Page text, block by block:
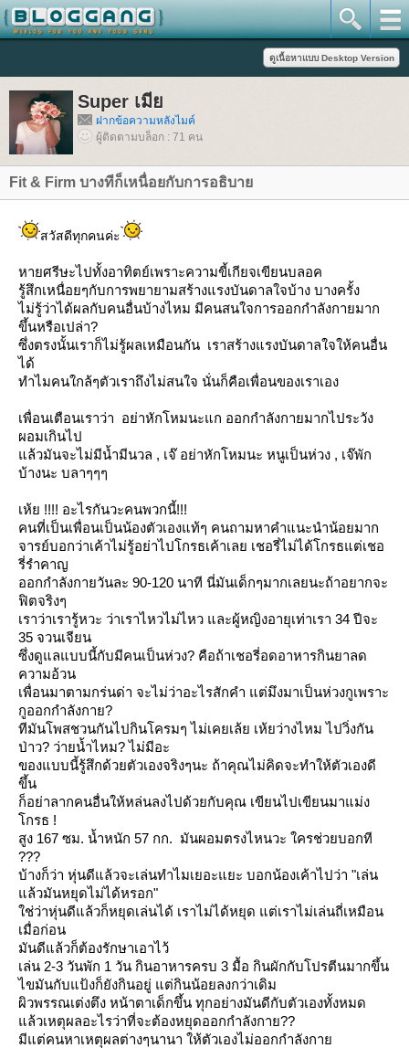
Super เมี
ฝากข้อความหลังไมค์
ผู้ติดตามบล็อก : 71 คน
Fit & Firm บางทีก็เหนื่อยกับการอธิบา
สวัสดีทุกคนค่ะ
หายศรีษะไปทั้งอาทิตย์เพราะความขี้เกียจเขียนบลอค
รู้สึกเหนื่อยๆกับการพยายามสร้างแรงบันดาลใจบ้าง บางครั้ง
ไม่รู้ว่าได้ผลกับคนอื่นบ้างไหม มีคนสนใจการออกกำลังกายมาก
ขึ้นหรือเปล่า?
ซึ่งตรงนั้นเราก็ไม่รู้ผลเหมือนกัน เราสร้างแรงบันดาลใจให้คนอื่น
ได้
ทำไมคนใกล้ๆตัวเราถึงไม่สนใจ นั่นก็คือเพื่อนของเราเอง
เพื่อนเตือนเราว่า อย่าหักโหมนะแก ออกกำลังกายมากไประวัง
ผอมเกินไป
ล้วมันจะไม่มีน้ำมีนวล , เจ๊ อย่าหักโหมนะ หนูเป็นห่วง , เจ๊พัก
บ้างนะ บลาๆๆๆ
เห้ย !!!! อะไรกันวะคนพวกนี้!!!
คนที่เป็นเพื่อนเป็นน้องตัวเองแท้ๆ คนถามหาคำแนะนำน้อยมาก
จารย์บอกว่าเค้าไม่รู้อย่าไปโกรธเค้าเลย เชอรี่ไม่ได้โกรธแต่เชอ
รี่รำคาญ
ออกกำลังกายวันละ 90-120 นาที นี่มันเด็กๆมากเลยนะถ้าอยากจะ
ฟิตจริงๆ
เราว่าเรารู้หวะ ว่าเราไหวไม่ไหว และผู้หญิงอายุเท่าเรา 34 ปีจะ
35 จวนเจียน
ซึ่งดูแลแบบนี้กับมีคนเป็นห่วง? คือถ้าเชอรี่อดอาหารกินยาลด
ความอ้วน
เพื่อนมาตามกร่นด่า จะไม่ว่าอะไรสักคำ แต่มึงมาเป็นห่วงกูเพราะ
กูออกกำลังกาย?
ทีมันโพสชวนกันไปกินโครมๆ ไม่เคยเล้ย เห้ยว่างไหม ไปวิ่งกัน
ป่าว? ว่ายน้ำไหม? ไม่มีอะ
ของแบบนี้รู้สึกด้วยตัวเองจริงๆนะ ถ้าคุณไม่คิดจะทำให้ตัวเองดี
ขึ้น
ก็อย่าลากคนอื่นให้หล่นลงไปด้วยกับคุณ เขียนไปเขียนมาแม่ง
กรธ !
สูง 167 ซม. น้ำหนัก 57 กก. มันผอมตรงไหนวะ ใครช่วยบอกที
???
บ้างก็ว่า หุ่นดีแล้วจะเล่นทำไมเยอะแยะ บอกน้องเค้าไปว่า "เล่น
ล้วมันหยุดไม่ได้หรอก"
ช่ว่าหุ่นดีแล้วก็หยุดเล่นได้ เราไม่ได้หยุด แต่เราไม่เล่นถี่เหมือน
เมื่อก่อน
มันดีแล้วก็ต้องรักษาเอาไว้
เล่น 2-3 วันพัก 1 วัน กินอาหารครบ 3 มื้อ กินผักกับโปรตีนมากขึ้น
ไขมันกับแป้งก็ยังกินอยู่ แต่กินน้อยลงกว่าเดิม
ผิวพรรณเต่งตึง หน้าตาเด็กขึ้น ทุกอย่างมันดีกับตัวเองทั้งหมด
ล้วเหตุผลอะไรว่าที่จะต้องหยุดออกกำลังกาย??
มีแต่คนหาเหตุผลต่างๆนานา ให้ตัวเองไม่ออกกำลังกา